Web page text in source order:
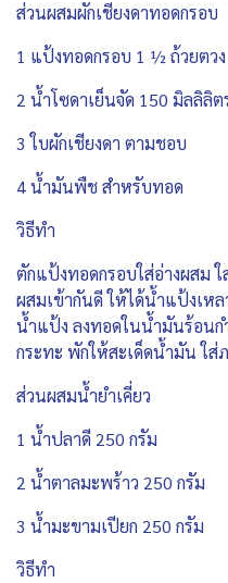
ส่วนผสมผักเชียงดาทอดกรอบ
1 แป้งทอดกรอบ 1 ½ ถ้วยตวง
2 น้ำโซดาเย็นจัด 150 มิลลิลิต
3 ใบผักเชียงดา ตามชอบ
4 น้ำมันพืช สำหรับทอด
วิธีทำ
ตักแป้งทอดกรอบใส่อ่างผสม
ผสมเข้ากันดี ให้ได้น้ำแป้งเห
น้ำแป้ง ลงทอดในน้ำมันร้อน
กระทะ พักให้สะเด็ดน้ำมัน ใส่
ส่วนผสมน้ำยำเคี่ยว
1 น้ำปลาดี 250 กรัม
2 น้ำตาลมะพร้าว 250 กรัม
3 น้ำมะขามเปียก 250 กรัม
วิธีทำ